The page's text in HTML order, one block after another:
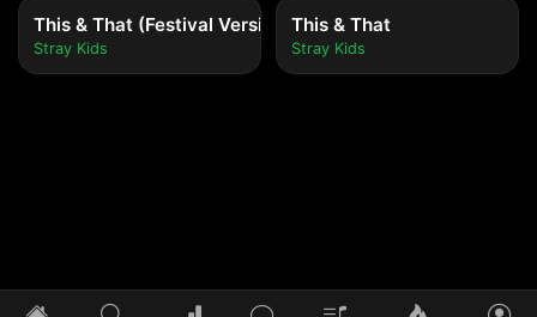
This & That (Festival Version)
Stray Kids
This & That
Stray Kids